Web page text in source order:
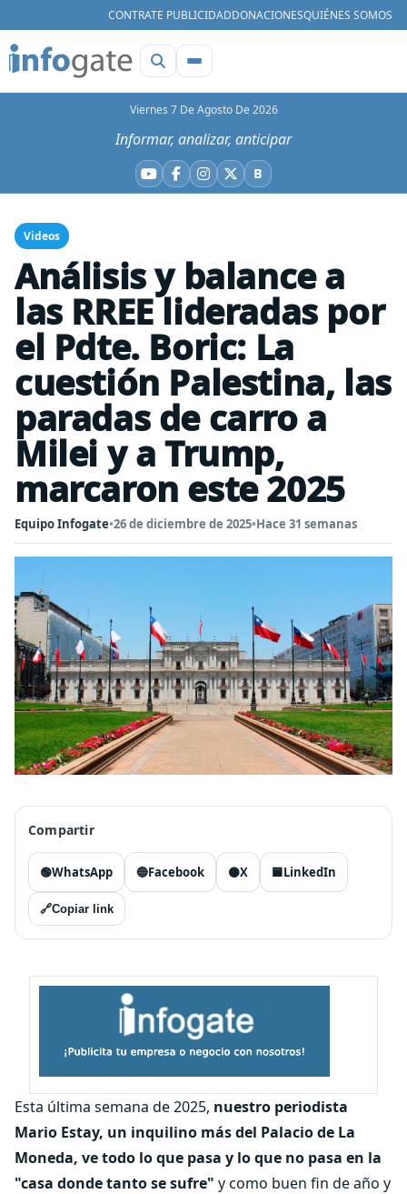
CONTRATE PUBLICIDADDONACIONESQUIÉNES SOMOS
Viernes 7 De Agosto De 2026
Informar, analizar, anticipar
YouTube
Facebook
Instagram
X BBluesky
Videos
Análisis y balance a
las RREE lideradas por
el Pdte. Boric: La
cuestión Palestina, las
paradas de carro a
Milei y a Trump,
marcaron este 2025
Equipo Infogate•26 de diciembre de 2025•Hace 31 semanas
Compartir
🟢WhatsApp 🔵Facebook ⚫X 🟦LinkedIn
🔗Copiar link
Esta última semana de 2025, nuestro periodista
Mario Estay, un inquilino más del Palacio de La
Moneda, ve todo lo que pasa y lo que no pasa en la
"casa donde tanto se sufre" y como buen fin de año y